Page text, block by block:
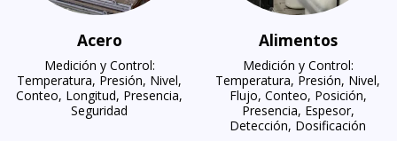
Acero
Medición y Control:
Temperatura, Presión, Nivel,
Conteo, Longitud, Presencia,
Seguridad
Alimentos
Medición y Control:
Temperatura, Presión, Nivel,
Flujo, Conteo, Posición,
Presencia, Espesor,
Detección, Dosificación